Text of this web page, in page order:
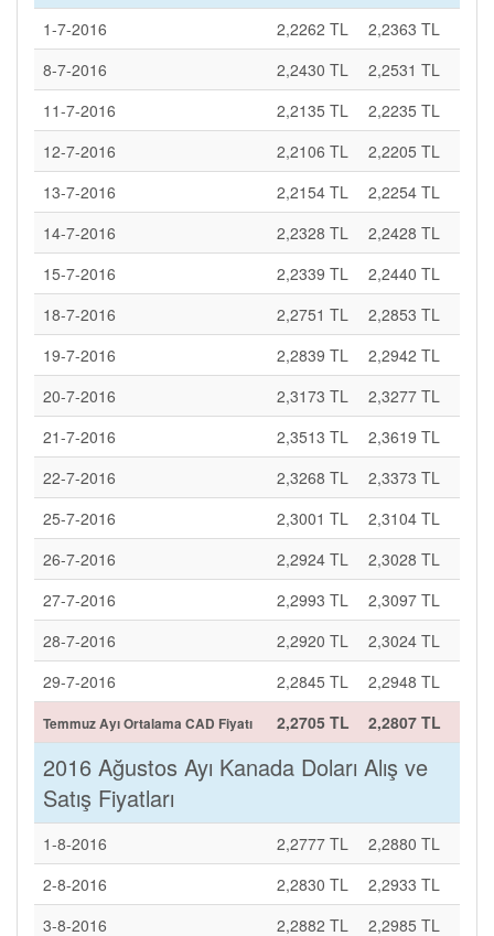
1-7-2016 2,2262 TL
2,2363 TL
8-7-2016
2,2430 TL
2,2531 TL
11-7-2016
2,2135 TL
2,2235 TL
12-7-2016
2,2106 TL
2,2205 TL
13-7-2016
2,2154 TL
2,2254 TL
14-7-2016
2,2328 TL
2,2428 TL
15-7-2016
2,2339 TL
2,2440 TL
18-7-2016
2,2751 TL
2,2853 TL
19-7-2016
2,2839 TL
2,2942 TL
20-7-2016
2,3173 TL
2,3277 TL
21-7-2016
2,3513 TL
2,3619 TL
22-7-2016
2,3268 TL
2,3373 TL
25-7-2016
2,3001 TL
2,3104 TL
26-7-2016
2,2924 TL
2,3028 TL
27-7-2016
2,2993 TL
2,3097 TL
28-7-2016
2,2920 TL
2,3024 TL
29-7-2016
2,2845 TL 2,2948 TL
Temmuz Ayı Ortalama CAD Fiyatı 2,2705 TL 2,2807 TL
2016 Ağustos Ayı Kanada Doları Alış ve
Satış Fiyatları
1-8-2016 2,2777 TL
2,2880 TL
2-8-2016
2,2830 TL
2,2933 TL
3-8-2016
2,2882 TL
2,2985 TL